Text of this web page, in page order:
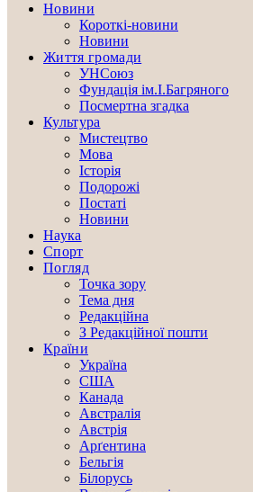
Новини
Короткі-новини
Новини
Життя громади
УНСоюз
Фундація ім.І.Багряного
Посмертна згадка
Культура
Мистецтво
Мова
Історія
Подорожі
Постаті
Новини
Наука
Спорт
Погляд
Точка зору
Тема дня
Редакційна
З Редакційної пошти
Країни
Україна
США
Канада
Австралія
Австрія
Арґентина
Бельгія
Білорусь